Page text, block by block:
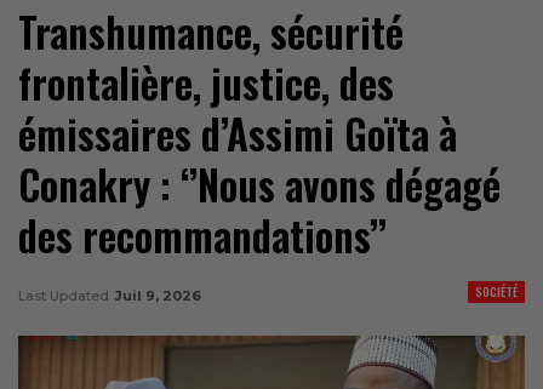
Transhumance, sécurité
frontalière, justice, des
émissaires d’Assimi Goïta à
Conakry : ‘’Nous avons dégagé
des recommandations’’
SOCIÉTÉ
Last Updated Juil 9, 2026